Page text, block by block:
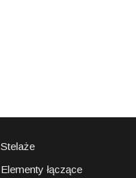
Stelaże
Elementy łączące